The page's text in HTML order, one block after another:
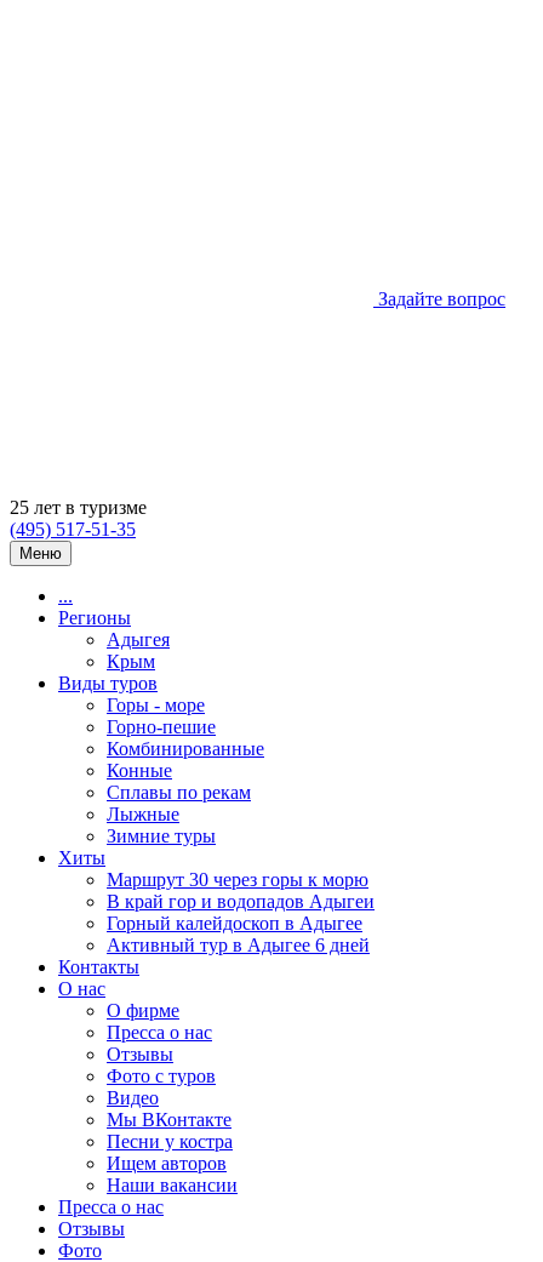
Задайте вопрос
25 лет в туризме
(495) 517-51-35
Меню
...
Регионы
Адыгея
Крым
Виды туров
Горы - море
Горно-пешие
Комбинированные
Конные
Сплавы по рекам
Лыжные
Зимние туры
Хиты
Маршрут 30 через горы к морю
В край гор и водопадов Адыгеи
Горный калейдоскоп в Адыгее
Активный тур в Адыгее 6 дней
Контакты
О нас
О фирме
Пресса о нас
Отзывы
Фото с туров
Видео
Мы ВКонтакте
Песни у костра
Ищем авторов
Наши вакансии
Пресса о нас
Отзывы
Фото